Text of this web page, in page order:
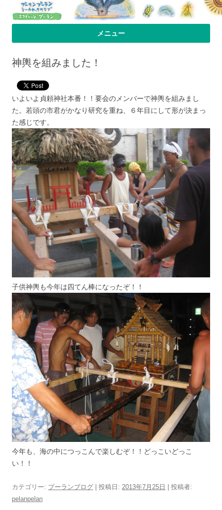
プーラン・プーラン｜小笠原父島 シ
ーカヤック 宿
小笠原父島のシーカヤックスクール＆ツアー「プーランプーランシーカ
ヤッククラブ」、森のコテージのお宿の「プーランビレッジ」のHPへよ
メニュー
神輿を組みました！
いよいよ貞頼神社本番！！要会のメンバーで神輿を組みまし
た。若頭の市君がかなり研究を重ね、６年目にして形が決まっ
た感じです。
子供神輿も今年は四てん棒になったぞ！！
今年も、海の中につっこんで楽しむぞ！！どっこいどっこ
い！！
カテゴリー: プーランブログ | 投稿日: 2013年7月25日
投稿者:
pelanpelan